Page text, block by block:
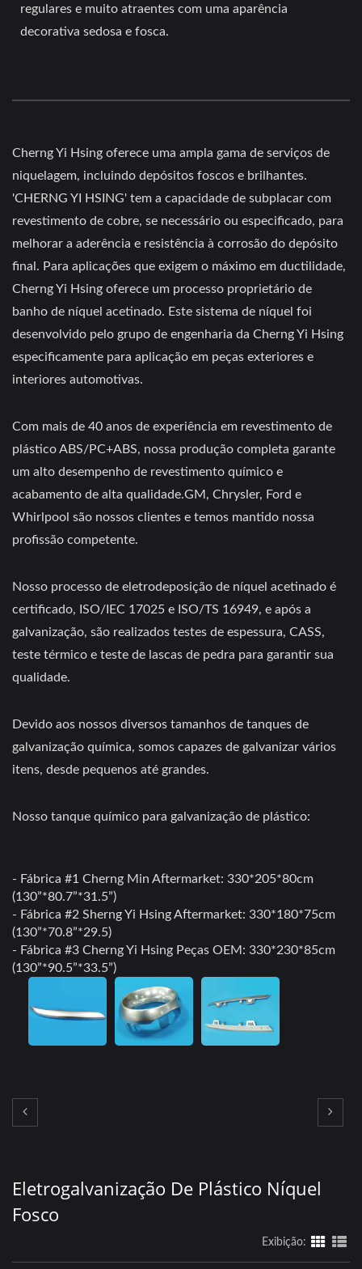
regulares e muito atraentes com uma aparência
decorativa sedosa e fosca.
Cherng Yi Hsing oferece uma ampla gama de serviços de
niquelagem, incluindo depósitos foscos e brilhantes.
'CHERNG YI HSING' tem a capacidade de subplacar com
revestimento de cobre, se necessário ou especificado, para
melhorar a aderência e resistência à corrosão do depósito
final. Para aplicações que exigem o máximo em ductilidade,
Cherng Yi Hsing oferece um processo proprietário de
banho de níquel acetinado. Este sistema de níquel foi
desenvolvido pelo grupo de engenharia da Cherng Yi Hsing
especificamente para aplicação em peças exteriores e
interiores automotivas.
Com mais de 40 anos de experiência em revestimento de
plástico ABS/PC+ABS, nossa produção completa garante
um alto desempenho de revestimento químico e
acabamento de alta qualidade.GM, Chrysler, Ford e
Whirlpool são nossos clientes e temos mantido nossa
profissão competente.
Nosso processo de eletrodeposição de níquel acetinado é
certificado, ISO/IEC 17025 e ISO/TS 16949, e após a
galvanização, são realizados testes de espessura, CASS,
teste térmico e teste de lascas de pedra para garantir sua
qualidade.
Devido aos nossos diversos tamanhos de tanques de
galvanização química, somos capazes de galvanizar vários
itens, desde pequenos até grandes.
Nosso tanque químico para galvanização de plástico:
- Fábrica #1 Cherng Min Aftermarket: 330*205*80cm
(130”*80.7”*31.5”)
- Fábrica #2 Sherng Yi Hsing Aftermarket: 330*180*75cm
(130”*70.8”*29.5)
- Fábrica #3 Cherng Yi Hsing Peças OEM: 330*230*85cm
(130”*90.5”*33.5”)
Eletrogalvanização De Plástico Níquel
Fosco
Exibição: